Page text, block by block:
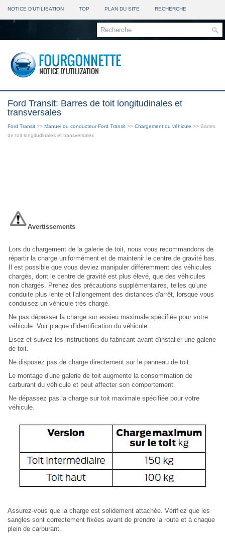
NOTICE D'UTILISATION TOP PLAN DU SITE RECHERCHE
Ford Transit: Barres de toit longitudinales et
transversales
Ford Transit >> Manuel du conducteur Ford Transit >> Chargement du véhicule >> Barres
de toit longitudinales et transversales
Avertissements
Lors du chargement de la galerie de toit, nous vous recommandons de
répartir la charge uniformément et de maintenir le centre de gravité bas.
Il est possible que vous deviez manipuler différemment des véhicules
chargés, dont le centre de gravité est plus élevé, que des véhicules
non chargés. Prenez des précautions supplémentaires, telles qu'une
conduite plus lente et l'allongement des distances d'arrêt, lorsque vous
conduisez un véhicule très chargé.
Ne pas dépasser la charge sur essieu maximale spécifiée pour votre
véhicule. Voir plaque d'identification du véhicule .
Lisez et suivez les instructions du fabricant avant d'installer une galerie
de toit.
Ne disposez pas de charge directement sur le panneau de toit.
Le montage d'une galerie de toit augmente la consommation de
carburant du véhicule et peut affecter son comportement.
Ne dépassez pas la charge sur toit maximale spécifiée pour votre
véhicule.
Assurez-vous que la charge est solidement attachée. Vérifiez que les
sangles sont correctement fixées avant de prendre la route et à chaque
plein de carburant.